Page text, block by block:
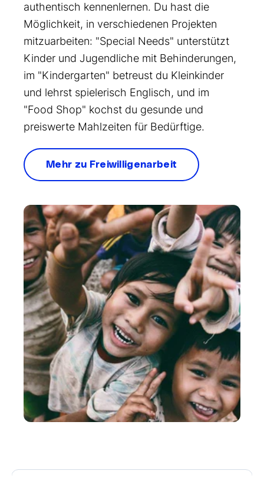
authentisch kennenlernen. Du hast die
Möglichkeit, in verschiedenen Projekten
mitzuarbeiten: "Special Needs" unterstützt
Kinder und Jugendliche mit Behinderungen,
im "Kindergarten" betreust du Kleinkinder
und lehrst spielerisch Englisch, und im
"Food Shop" kochst du gesunde und
preiswerte Mahlzeiten für Bedürftige.
Mehr zu Freiwilligenarbeit